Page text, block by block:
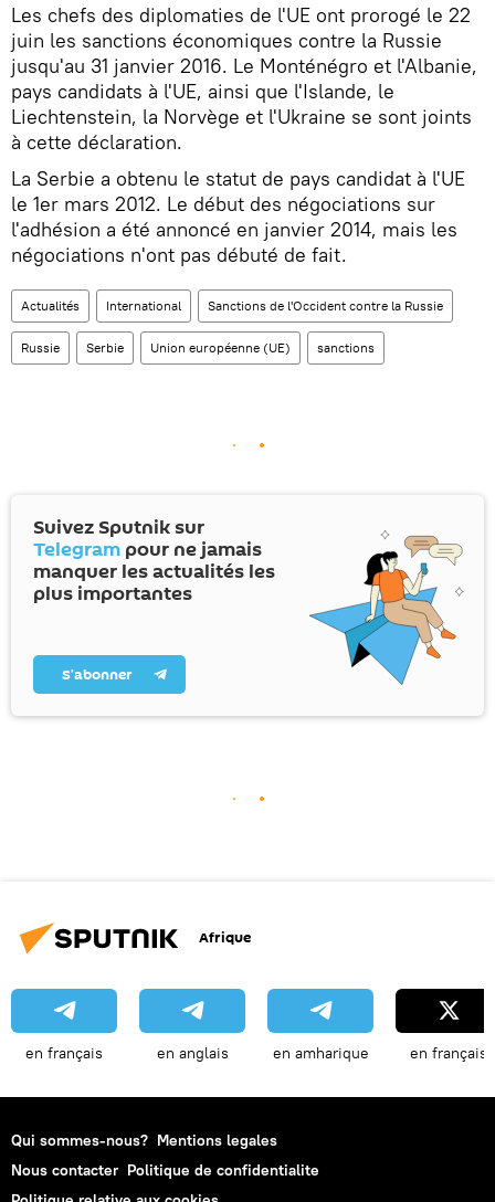
Les chefs des diplomaties de l'UE ont prorogé le 22
juin les sanctions économiques contre la Russie
jusqu'au 31 janvier 2016. Le Monténégro et l'Albanie,
pays candidats à l'UE, ainsi que l'Islande, le
Liechtenstein, la Norvège et l'Ukraine se sont joints
à cette déclaration.
La Serbie a obtenu le statut de pays candidat à l'UE
le 1er mars 2012. Le début des négociations sur
l'adhésion a été annoncé en janvier 2014, mais les
négociations n'ont pas débuté de fait.
Actualités International Sanctions de l'Occident contre la Russie
Russie Serbie Union européenne (UE) sanctions
Suivez Sputnik sur
Telegram pour ne jamais
manquer les actualités les
plus importantes
S’abonner
Afrique
en français en anglais en amharique en français
Qui sommes-nous? Mentions legales
Nous contacter Politique de confidentialite